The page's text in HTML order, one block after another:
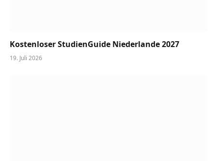
Kostenloser StudienGuide Niederlande 2027
19. Juli 2026